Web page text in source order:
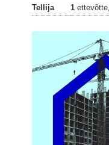
Tellija 1 ettevõtte,